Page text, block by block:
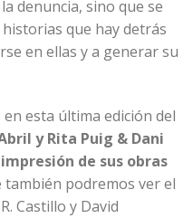
denuncia, sino que se
que hay detrás
en ellas y a generar su
esta última edición del
y Rita Puig & Dani
de sus obras
también podremos ver el
Castillo y David